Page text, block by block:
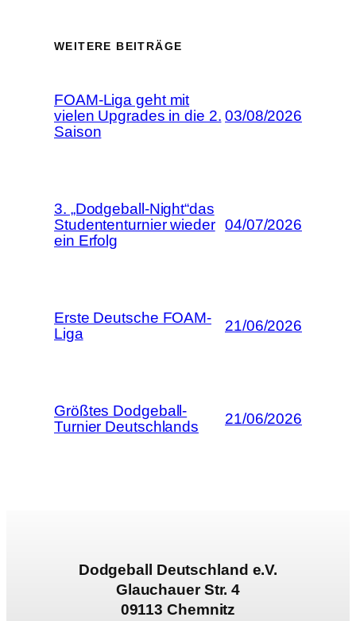
WEITERE BEITRÄGE
FOAM-Liga geht mit
vielen Upgrades in die 2.
Saison
03/08/2026
3. „Dodgeball-Night“das
Studententurnier wieder
ein Erfolg
04/07/2026
Erste Deutsche FOAM-
Liga
21/06/2026
Größtes Dodgeball-
Turnier Deutschlands
21/06/2026
Dodgeball Deutschland e.V.
Glauchauer Str. 4
09113 Chemnitz